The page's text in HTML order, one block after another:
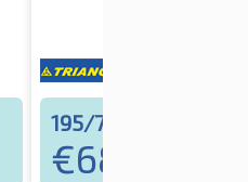
195/70R15C 104/102T
€68,94